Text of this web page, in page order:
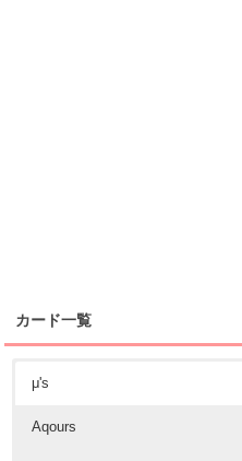
カード一覧
μ's
Aqours